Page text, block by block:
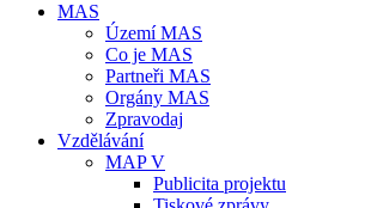
MAS
Území MAS
Co je MAS
Partneři MAS
Orgány MAS
Zpravodaj
Vzdělávání
MAP V
Publicita projektu